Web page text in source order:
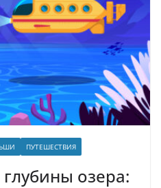
ПУТЕШЕСТВИЯ
озера: